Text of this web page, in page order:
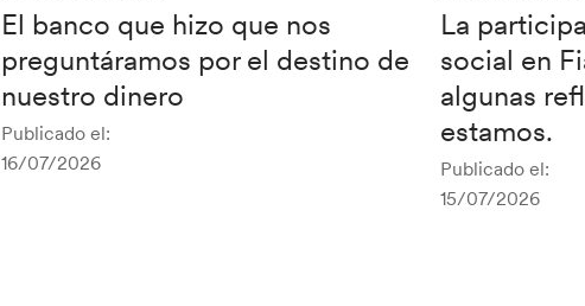
El banco que hizo que nos
preguntáramos por el destino de
nuestro dinero
Publicado el:
16/07/2026
La
social en
algunas
estamos.
Publicado el:
15/07/2026